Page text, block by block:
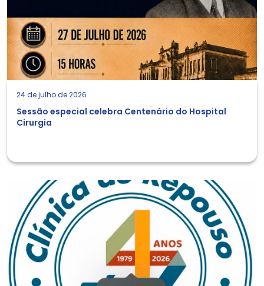
24 de julho de 2026
Sessão especial celebra Centenário do Hospital
Cirurgia